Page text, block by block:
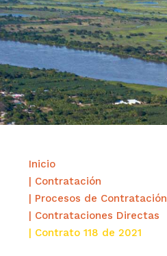
Inicio
| Contratación
| Procesos de Contratación
| Contrataciones Directas
| Contrato 118 de 2021